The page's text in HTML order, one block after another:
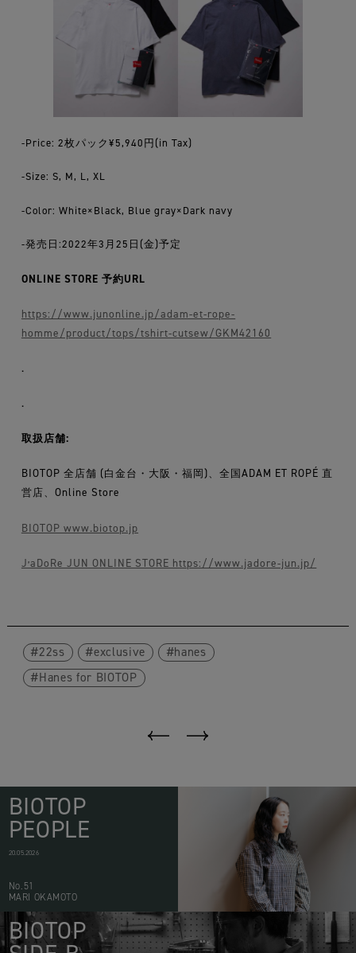
-Price: 2枚パック¥5,940円(in Tax)
-Size: S, M, L, XL
-Color: White×Black, Blue gray×Dark navy
-発売日:2022年3月25日(金)予定
ONLINE STORE 予約URL
https://www.junonline.jp/adam-et-rope-
homme/product/tops/tshirt-cutsew/GKM42160
.
.
取扱店舗:
BIOTOP 全店舗 (白金台・大阪・福岡)、全国ADAM ET ROPÉ 直
営店、Online Store
BIOTOP www.biotop.jp
JʼaDoRe JUN ONLINE STORE https://www.jadore-jun.jp/
22ss exclusive
hanes
Hanes for BIOTOP
BIOTOP
PEOPLE
20.05.2026
No.51
MARI OKAMOTO
BIOTOP